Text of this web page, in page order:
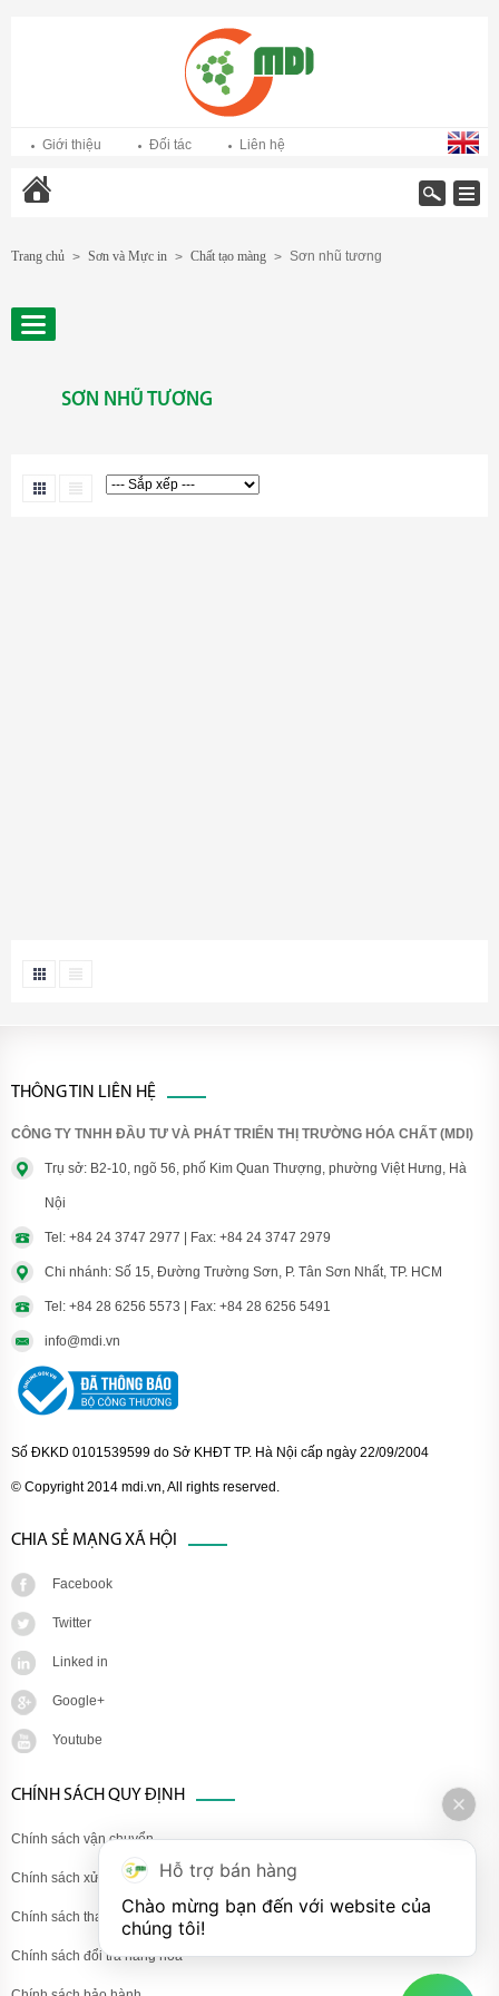
Giới thiệu Đối tác Liên hệ
Trang chủ > Sơn và Mực in > Chất tạo màng > Sơn nhũ tương
SƠN NHŨ TƯƠNG
THÔNG TIN LIÊN HỆ
CÔNG TY TNHH ĐẦU TƯ VÀ PHÁT TRIỂN THỊ TRƯỜNG HÓA CHẤT (MDI)
Trụ sở: B2-10, ngõ 56, phố Kim Quan Thượng, phường Việt Hưng, Hà
Nội
Tel: +84 24 3747 2977 | Fax: +84 24 3747 2979
Chi nhánh: Số 15, Đường Trường Sơn, P. Tân Sơn Nhất, TP. HCM
Tel: +84 28 6256 5573 | Fax: +84 28 6256 5491
info@mdi.vn
Số ĐKKD 0101539599 do Sở KHĐT TP. Hà Nội cấp ngày 22/09/2004
© Copyright 2014 mdi.vn, All rights reserved.
CHIA SẺ MẠNG XÃ HỘI
Facebook
Twitter
Linked in
Google+
Youtube
CHÍNH SÁCH QUY ĐỊNH
Chính sách vận chuyển
Chính sách xử lý khiếu nại
Chính sách thanh toán
Chính sách đổi trả hàng hóa
Hỗ trợ bán hàng
Chào mừng bạn đến với website của
chúng tôi!